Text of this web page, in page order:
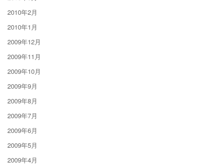
2010年2月
2010年1月
2009年12月
2009年11月
2009年10月
2009年9月
2009年8月
2009年7月
2009年6月
2009年5月
2009年4月